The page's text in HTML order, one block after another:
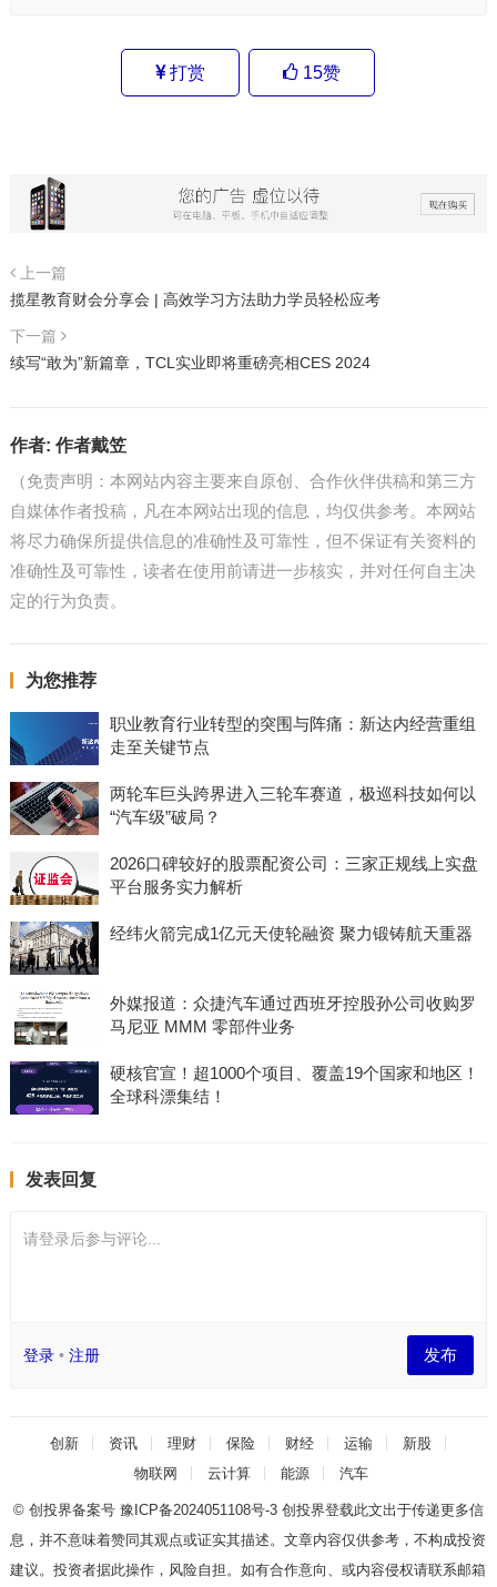
打赏 15赞
上一篇
揽星教育财会分享会 | 高效学习方法助力学员轻松应考
下一篇
续写“敢为”新篇章，TCL实业即将重磅亮相CES 2024
作者: 作者戴笠
（免责声明：本网站内容主要来自原创、合作伙伴供稿和第三方
自媒体作者投稿，凡在本网站出现的信息，均仅供参考。本网站
将尽力确保所提供信息的准确性及可靠性，但不保证有关资料的
准确性及可靠性，读者在使用前请进一步核实，并对任何自主决
定的行为负责。
为您推荐
职业教育行业转型的突围与阵痛：新达内经营重组
走至关键节点
两轮车巨头跨界进入三轮车赛道，极巡科技如何以
“汽车级”破局？
2026口碑较好的股票配资公司：三家正规线上实盘
平台服务实力解析
经纬火箭完成1亿元天使轮融资 聚力锻铸航天重器
外媒报道：众捷汽车通过西班牙控股孙公司收购罗
马尼亚 MMM 零部件业务
硬核官宣！超1000个项目、覆盖19个国家和地区！
全球科漂集结！
发表回复
请登录后参与评论...
登录• 注册 发布
创新 资讯 理财 保险 财经 运输
新股
物联网
云计算 能源 汽车
© 创投界备案号 豫ICP备2024051108号-3 创投界登载此文出于传递更多信
息，并不意味着赞同其观点或证实其描述。文章内容仅供参考，不构成投资
建议。投资者据此操作，风险自担。如有合作意向、或内容侵权请联系邮箱